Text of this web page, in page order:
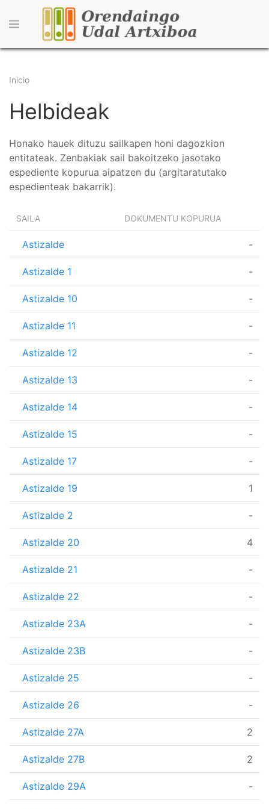
contenido
principal
Sobrescribir
enlaces
de
ayuda
a
la
Inicio
Helbideak
Honako hauek dituzu sailkapen honi dagozkion
entitateak. Zenbakiak sail bakoitzeko jasotako
espediente kopurua aipatzen du (argitaratutako
espedienteak bakarrik).
SAILA DOKUMENTU KOPURUA
Astizalde -
Astizalde 1 -
Astizalde 10 -
Astizalde 11 -
Astizalde 12 -
Astizalde 13 -
Astizalde 14 -
Astizalde 15 -
Astizalde 17 -
Astizalde 19 1
Astizalde 2 -
Astizalde 20 4
Astizalde 21 -
Astizalde 22 -
Astizalde 23A -
Astizalde 23B -
Astizalde 25 -
Astizalde 26 -
Astizalde 27A 2
Astizalde 27B 2
Astizalde 29A -